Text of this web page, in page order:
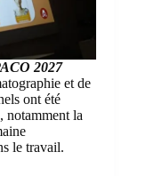
2027
et de
ont été
notamment la
le travail.